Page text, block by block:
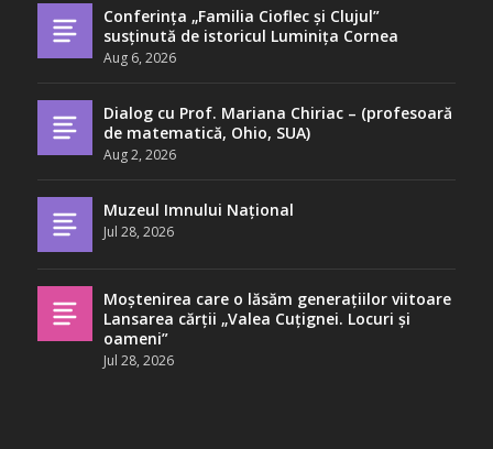
Conferința „Familia Cioflec și Clujul”
susținută de istoricul Luminița Cornea
Aug 6, 2026
Dialog cu Prof. Mariana Chiriac – (profesoară
de matematică, Ohio, SUA)
Aug 2, 2026
Muzeul Imnului Național
Jul 28, 2026
Moștenirea care o lăsăm generațiilor viitoare
Lansarea cărții „Valea Cuțignei. Locuri și
oameni”
Jul 28, 2026